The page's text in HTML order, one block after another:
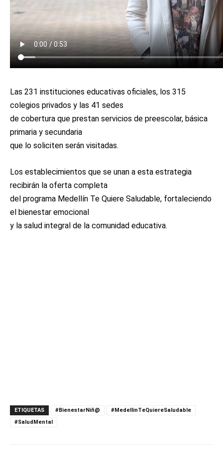
Las 231 instituciones educativas oficiales, los 315
colegios privados y las 41 sedes
de cobertura que prestan servicios de preescolar, básica
primaria y secundaria
que lo soliciten serán visitadas.
Los establecimientos que se unan a esta estrategia
recibirán la oferta completa
del programa Medellín Te Quiere Saludable, fortaleciendo
el bienestar emocional
y la salud integral de la comunidad educativa.
ETIQUETAS #BienestarNiñ@
#MedellinTeQuiereSaludable
#SaludMental